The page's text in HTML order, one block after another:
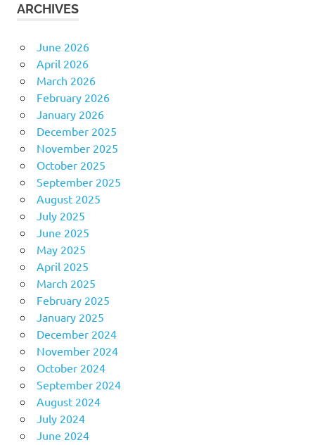
ARCHIVES
June 2026
April 2026
March 2026
February 2026
January 2026
December 2025
November 2025
October 2025
September 2025
August 2025
July 2025
June 2025
May 2025
April 2025
March 2025
February 2025
January 2025
December 2024
November 2024
October 2024
September 2024
August 2024
July 2024
June 2024